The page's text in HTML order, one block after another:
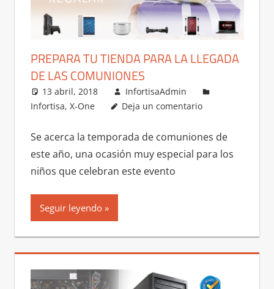
PREPARA TU TIENDA PARA LA LLEGADA
DE LAS COMUNIONES
13 abril, 2018
InfortisaAdmin
Infortisa, X-One Deja un comentario
Se acerca la temporada de comuniones de
este año, una ocasión muy especial para los
niños que celebran este evento
Seguir leyendo